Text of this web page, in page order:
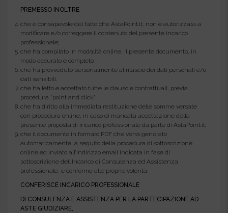
PREMESSO INOLTRE
che è consapevole del fatto che AstaPoint.it, non è autorizzata a
modificare e/o correggere il contenuto del presente incarico
professionale;
che ha compilato in modalità online, il presente documento, in
modo accurato e completo;
che ha provveduto personalmente al rilascio dei dati personali e/o
dati sensibili;
che ha letto e accettato tutte le clausole contrattuali, previa
procedura “point and click”;
che ha diritto alla immediata restituzione delle somme versate
con procedura online, in caso di mancata accettazione della
presente proposta di incarico professionale da parte di AstaPoint.it;
che il documento in formato PDF che verrà generato
automaticamente, a seguito della procedura di sottoscrizione
online ed inviato all’indirizzo email indicata in fase di
sottoscrizione dell’Incarico di Consulenza ed Assistenza
professionale, è conforme alle proprie volontà,
CONFERISCE INCARICO PROFESSIONALE
DI CONSULENZA E ASSISTENZA PER LA PARTECIPAZIONE AD
ASTE GIUDIZIARE,